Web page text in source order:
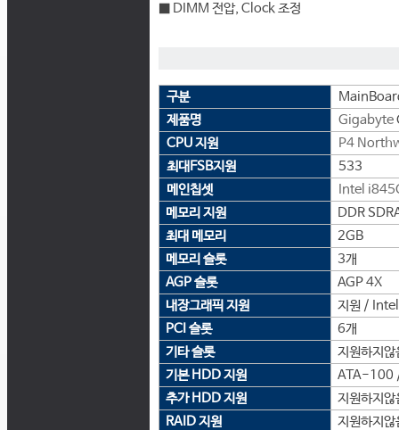
■ DIMM 전압, Clock 조정
구분
제품명
Gigabyte
CPU 지원
P4
최대FSB지원
533
메인칩셋
Intel
메모리 지원
DDR
최대 메모리
2GB
메모리 슬롯
3개
AGP 슬롯
AGP 4X
내장그래픽 지원
지원 /
PCI 슬롯
6개
기타 슬롯
지원하지않
기본 HDD 지원
ATA-100
추가 HDD 지원
지원하지않
RAID 지원
지원하지않